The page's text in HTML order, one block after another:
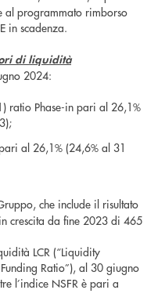
programmato rimborso
in scadenza.
di liquidità
2024:
ratio Phase-in pari al 26,1%
al 26,1% (24,6% al 31
che include il risultato
crescita da fine 2023 di 465
LCR (“Liquidity
Ratio”), al 30 giugno
l’indice NSFR è pari a